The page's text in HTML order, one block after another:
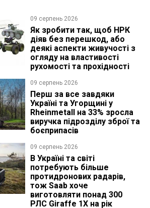
09 серпень 2026
Як зробити так, щоб НРК
діяв без перешкод, або
деякі аспекти живучості з
огляду на властивості
рухомості та прохідності
09 серпень 2026
Перш за все завдяки
Україні та Угорщині у
Rheinmetall на 33% зросла
виручка підрозділу зброї та
боєприпасів
09 серпень 2026
В Україні та світі
потребують більше
протидронових радарів,
тож Saab хоче
виготовляти понад 300
РЛС Giraffe 1X на рік